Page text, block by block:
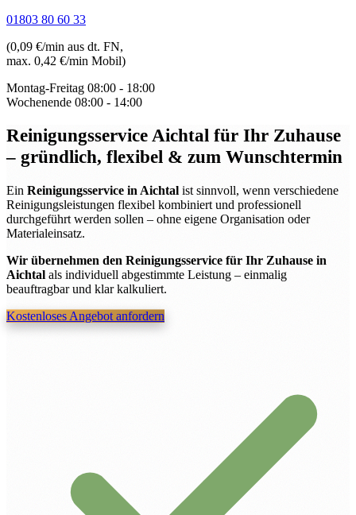
01803 80 60 33
(0,09 €/min aus dt. FN,
max. 0,42 €/min Mobil)
Montag-Freitag 08:00 - 18:00
Wochenende 08:00 - 14:00
Reinigungsservice Aichtal für Ihr Zuhause
– gründlich, flexibel & zum Wunschtermin
Ein Reinigungsservice in Aichtal ist sinnvoll, wenn verschiedene
Reinigungsleistungen flexibel kombiniert und professionell
durchgeführt werden sollen – ohne eigene Organisation oder
Materialeinsatz.
Wir übernehmen den Reinigungsservice für Ihr Zuhause in
Aichtal als individuell abgestimmte Leistung – einmalig
beauftragbar und klar kalkuliert.
Kostenloses Angebot anfordern